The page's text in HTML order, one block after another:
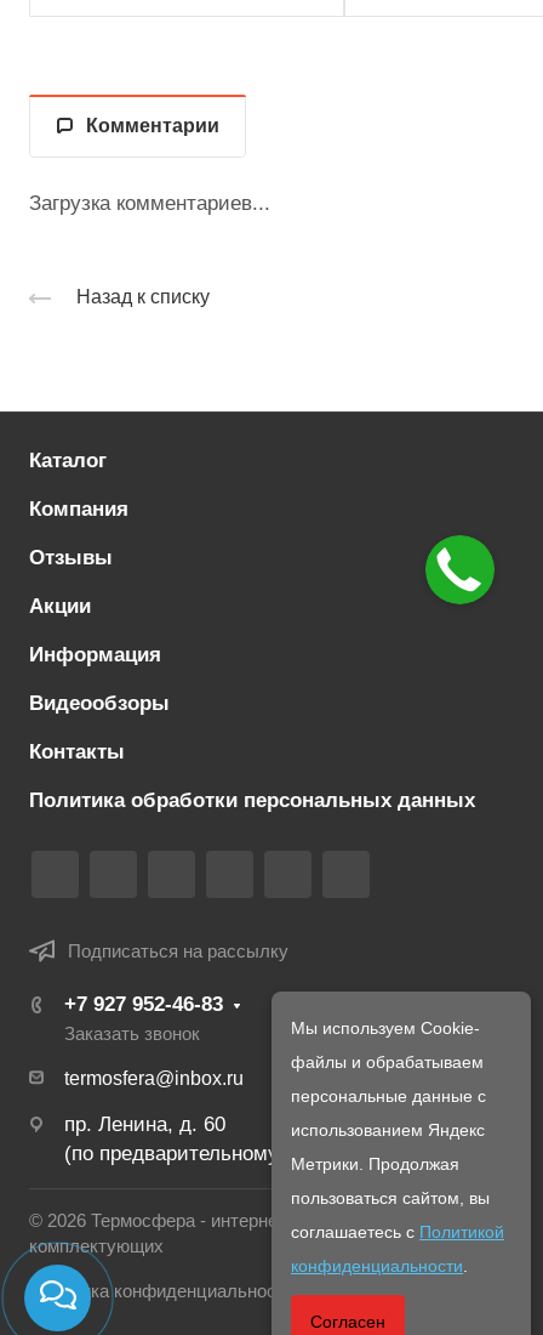
Комментарии
Загрузка комментариев...
Назад к списку
Каталог
Компания
Отзывы
Акции
Информация
Видеообзоры
Контакты
Политика обработки персональных данных
Подписаться на рассылку
+7 927 952-46-83
Заказать звонок
termosfera@inbox.ru
пр. Ленина, д. 60
(по предварительному созвону с менеджером)
© 2026 Термосфера - интернет магазин печей и
комплектующих
Политика конфиденциальности
Мы используем Cookie-
файлы и обрабатываем
персональные данные с
использованием Яндекс
Метрики. Продолжая
пользоваться сайтом, вы
соглашаетесь с Политикой
конфиденциальности
Согласен